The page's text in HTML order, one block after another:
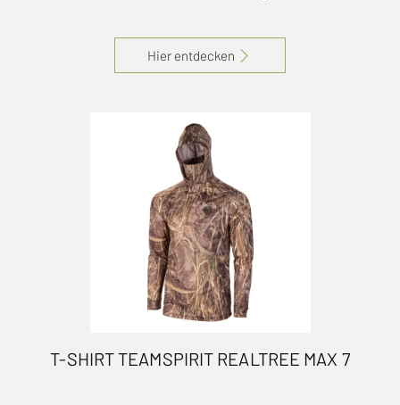
Hier entdecken
T-SHIRT TEAMSPIRIT REALTREE MAX 7